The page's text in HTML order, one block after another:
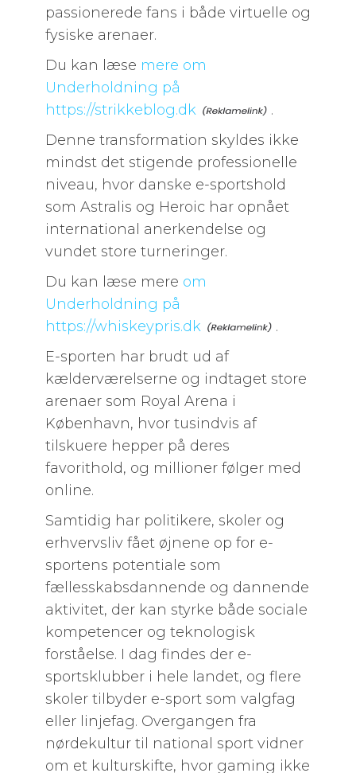
passionerede fans i både virtuelle og
fysiske arenaer.
Du kan læse mere om
Underholdning på
https://strikkeblog.dk
.
Denne transformation skyldes ikke
mindst det stigende professionelle
niveau, hvor danske e-sportshold
som Astralis og Heroic har opnået
international anerkendelse og
vundet store turneringer.
Du kan læse mere om
Underholdning på
https://whiskeypris.dk
.
E-sporten har brudt ud af
kælderværelserne og indtaget store
arenaer som Royal Arena i
København, hvor tusindvis af
tilskuere hepper på deres
favorithold, og millioner følger med
online.
Samtidig har politikere, skoler og
erhvervsliv fået øjnene op for e-
sportens potentiale som
fællesskabsdannende og dannende
aktivitet, der kan styrke både sociale
kompetencer og teknologisk
forståelse. I dag findes der e-
sportsklubber i hele landet, og flere
skoler tilbyder e-sport som valgfag
eller linjefag. Overgangen fra
nørdekultur til national sport vidner
om et kulturskifte, hvor gaming ikke